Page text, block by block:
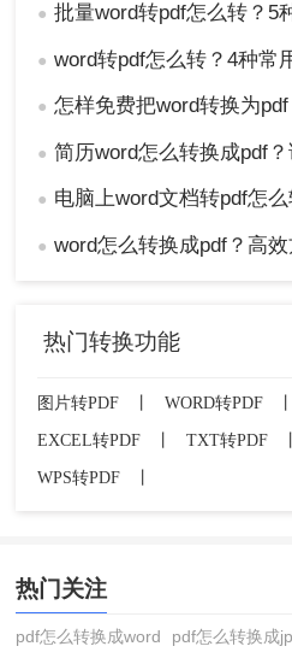
● 批量word转pdf怎么转？5
● word转pdf怎么转？4种常
● 怎样免费把word转换为pdf？
● 简历word怎么转换成pdf？试
● 电脑上word文档转pdf怎么转
● word怎么转换成pdf？高效
热门转换功能
图片转PDF WORD转PDF
EXCEL转PDF
TXT转PDF
WPS转PDF
热门关注
pdf怎么转换成word pdf怎么转换成